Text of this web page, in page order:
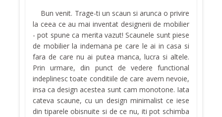
Bun venit. Trage-ti un scaun si arunca o privire
la ceea ce au mai inventat designerii de mobilier
- pot spune ca merita vazut! Scaunele sunt piese
de mobilier la indemana pe care le ai in casa si
fara de care nu ai putea manca, lucra si altele.
Prin urmare, din punct de vedere functional
indeplinesc toate conditiile de care avem nevoie,
insa ca design acestea sunt cam monotone. Iata
cateva scaune, cu un design minimalist ce iese
din tiparele obisnuite si de ce nu, iti pot schimba